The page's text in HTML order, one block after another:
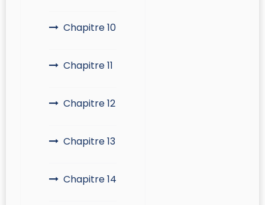
Chapitre 10
Chapitre 11
Chapitre 12
Chapitre 13
Chapitre 14